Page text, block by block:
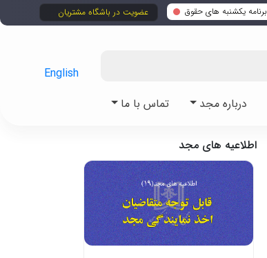
برنامه یکشنبه های حقوق عضویت در باشگاه مشتریان
درباره مجد تماس با ما
English
اطلاعیه های مجد